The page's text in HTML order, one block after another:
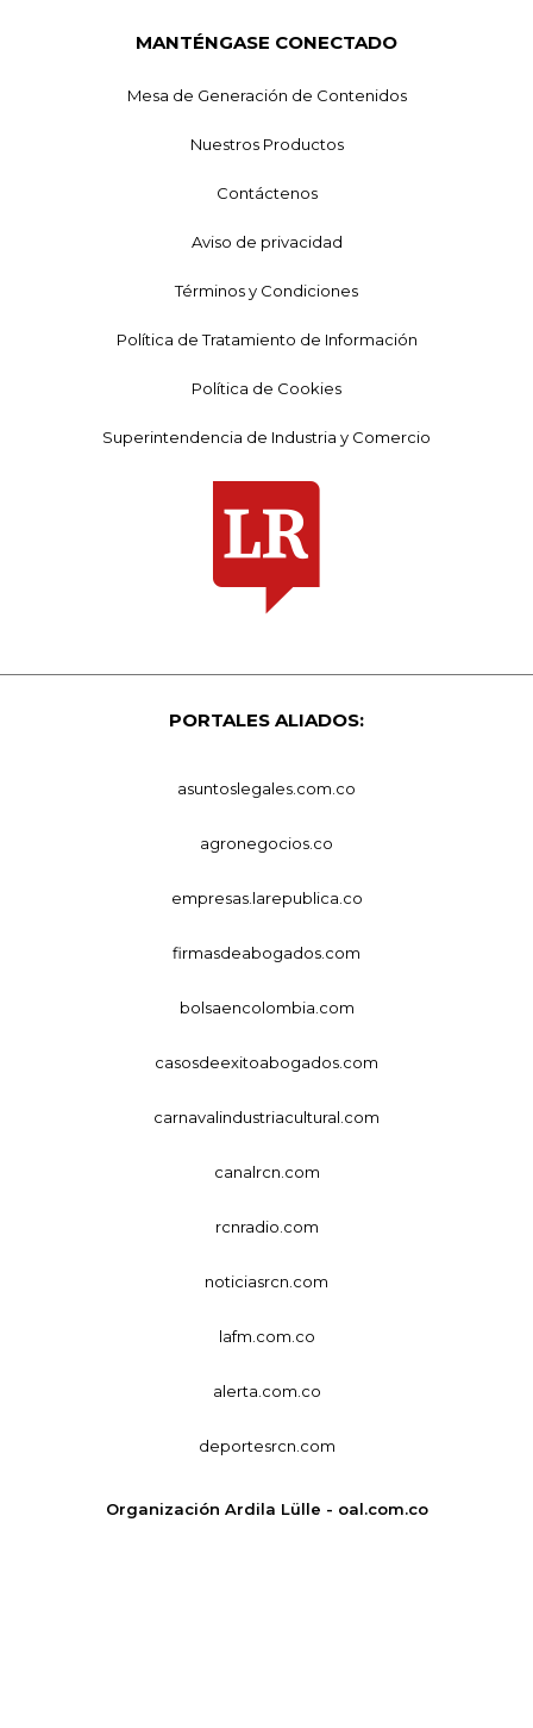
MANTÉNGASE CONECTADO
Mesa de Generación de Contenidos
Nuestros Productos
Contáctenos
Aviso de privacidad
Términos y Condiciones
Política de Tratamiento de Información
Política de Cookies
Superintendencia de Industria y Comercio
PORTALES ALIADOS:
asuntoslegales.com.co
agronegocios.co
empresas.larepublica.co
firmasdeabogados.com
bolsaencolombia.com
casosdeexitoabogados.com
carnavalindustriacultural.com
canalrcn.com
rcnradio.com
noticiasrcn.com
lafm.com.co
alerta.com.co
deportesrcn.com
Organización Ardila Lülle - oal.com.co